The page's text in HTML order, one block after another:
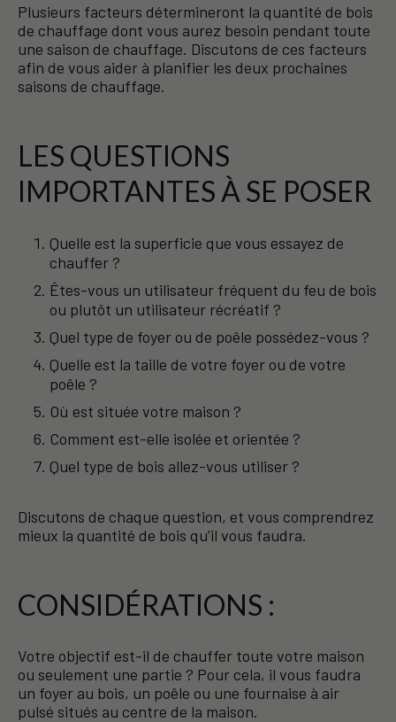
Plusieurs facteurs détermineront la quantité de bois
de chauffage dont vous aurez besoin pendant toute
une saison de chauffage. Discutons de ces facteurs
afin de vous aider à planifier les deux prochaines
saisons de chauffage.
LES QUESTIONS
IMPORTANTES À SE POSER
Quelle est la superficie que vous essayez de
chauffer ?
Êtes-vous un utilisateur fréquent du feu de bois
ou plutôt un utilisateur récréatif ?
Quel type de foyer ou de poêle possédez-vous ?
Quelle est la taille de votre foyer ou de votre
poêle ?
Où est située votre maison ?
Comment est-elle isolée et orientée ?
Quel type de bois allez-vous utiliser ?
Discutons de chaque question, et vous comprendrez
mieux la quantité de bois qu’il vous faudra.
CONSIDÉRATIONS :
Votre objectif est-il de chauffer toute votre maison
ou seulement une partie ? Pour cela, il vous faudra
un foyer au bois, un poêle ou une fournaise à air
pulsé situés au centre de la maison.